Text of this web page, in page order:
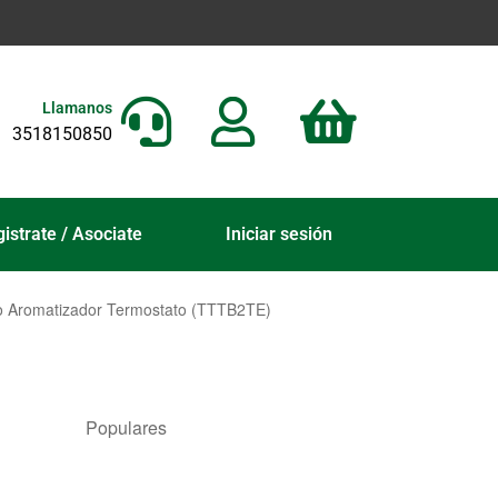
Llamanos
3518150850
/ Asociate Iniciar sesión
Termostato (TTTB2TE)
Populares